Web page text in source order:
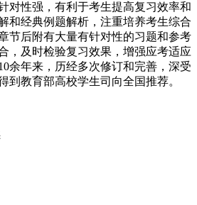
对性强，有利于考生提高复习效率和
和经典例题解析，注重培养考生综合
节后附有大量有针对性的习题和参考
，及时检验复习效果，增强应考适应
余年来，历经多次修订和完善，深受
到教育部高校学生司向全国推荐。